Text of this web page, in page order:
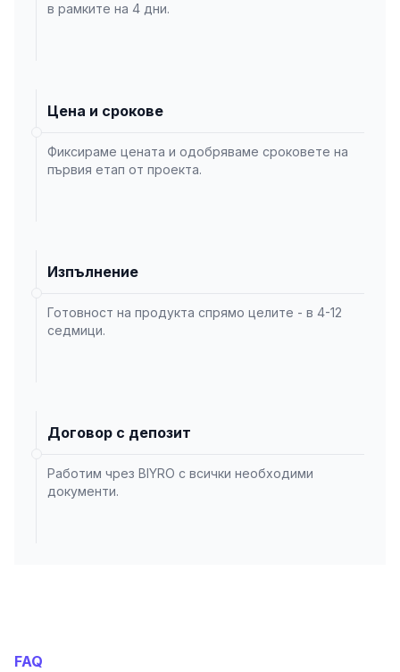
в рамките на 4 дни.
Цена и срокове
Фиксираме цената и одобряваме сроковете на
първия етап от проекта.
Изпълнение
Готовност на продукта спрямо целите - в 4-12
седмици.
Договор с депозит
Работим чрез BIYRO с всички необходими
документи.
FAQ